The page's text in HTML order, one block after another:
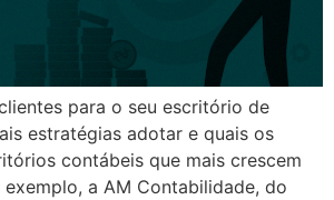
para o seu escritório de
estratégias adotar e quais os
contábeis que mais crescem
a AM Contabilidade, do